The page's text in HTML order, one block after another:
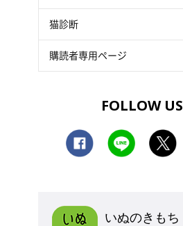
猫診断
購読者専用ページ
FOLLOW US
いぬのきもち